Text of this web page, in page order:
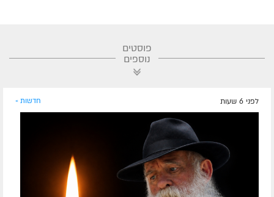
פוסטים
נוספים
לפני 6 שעות חדשות »